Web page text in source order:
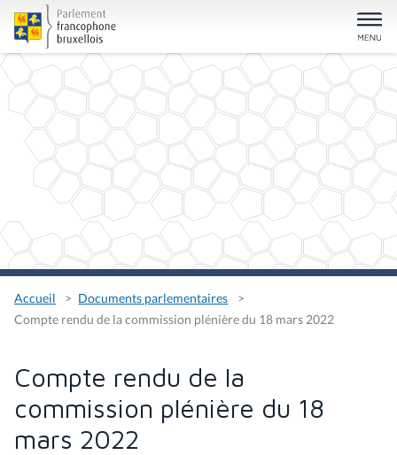
Accueil
Documents parlementaires
Compte rendu de la commission plénière du 18 mars 2022
Compte rendu de la
commission plénière du 18
mars 2022